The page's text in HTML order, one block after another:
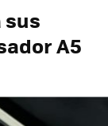
sus
A5